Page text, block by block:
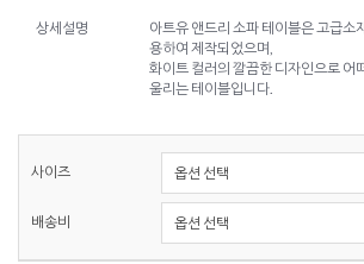
상세설명
아트유 앤드리 소파 테이블은 고급소
용하여 제작되었으며,
화이트 컬러의 깔끔한 디자인으로 어
울리는 테이블입니다.
사이즈
배송비